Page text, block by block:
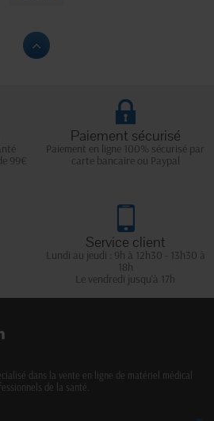
99€
Paiement sécurisé
Paiement en ligne 100% sécurisé par
carte bancaire ou Paypal
Service client
Lundi au jeudi : 9h à 12h30 - 13h30 à
18h
Le vendredi jusqu'à 17h
dans la vente en ligne de matériel médical
de la santé.